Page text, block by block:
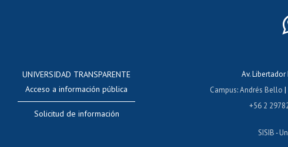
UNIVERSIDAD TRANSPARENTE
Acceso a información pública
Solicitud de información
Av.
Campus:Andrés Bello |
+56 2
SISIB -